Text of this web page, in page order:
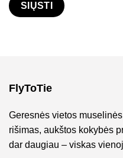
FlyToTie
Geresnės vietos
rišimas, aukštos kokybės
dar daugiau – viskas